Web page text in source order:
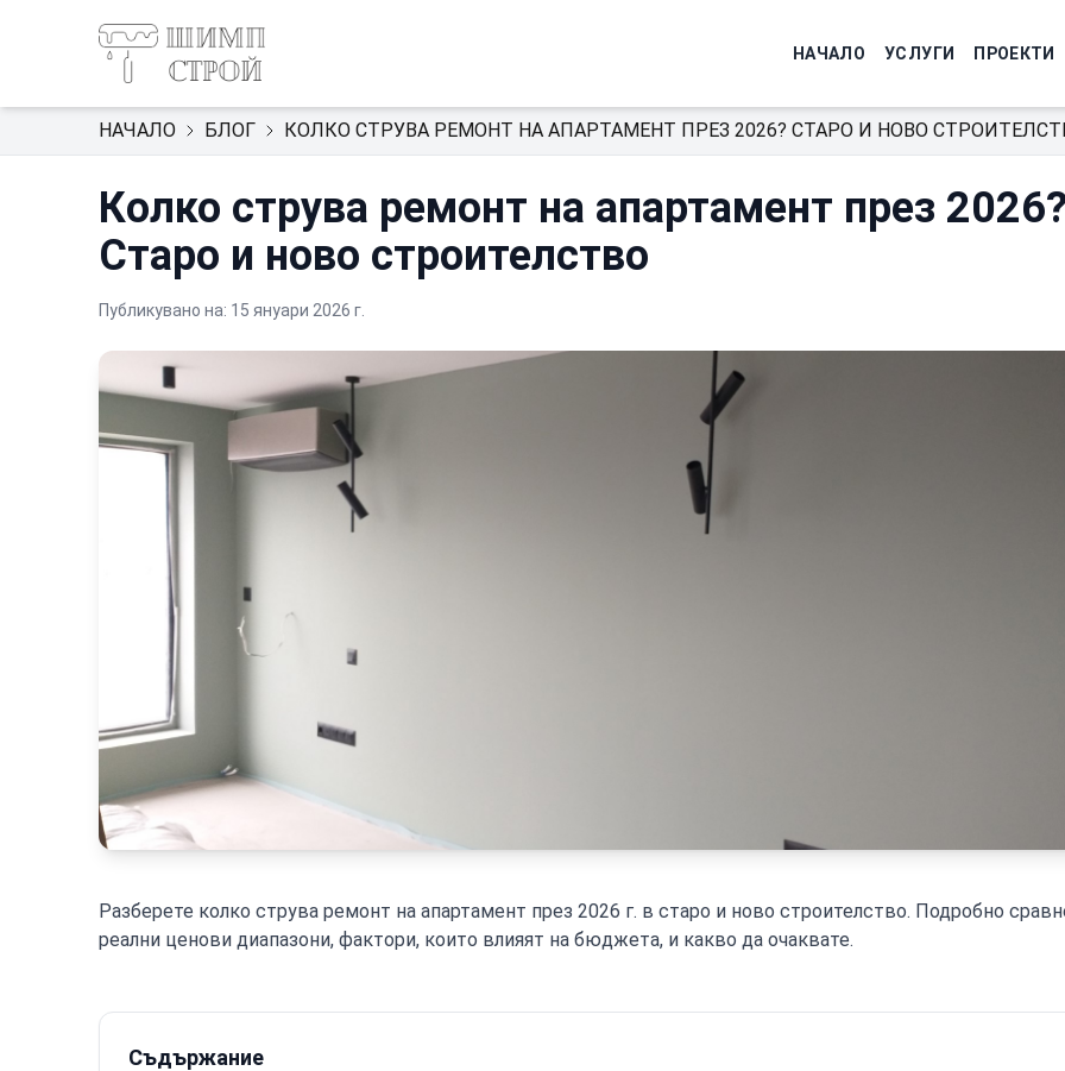
НАЧАЛО УСЛУГИ ПРОЕКТИ
НАЧАЛО БЛОГ КОЛКО СТРУВА РЕМОНТ НА АПАРТАМЕНТ ПРЕЗ 2026? СТАРО И НОВО
Колко струва ремонт на апартамент през
Старо и ново строителство
Публикувано на: 15 януари 2026 г.
Разберете колко струва ремонт на апартамент през 2026 г. в старо и ново строителство. Подробно
реални ценови диапазони, фактори, които влияят на бюджета, и какво да очаквате.
Съдържание